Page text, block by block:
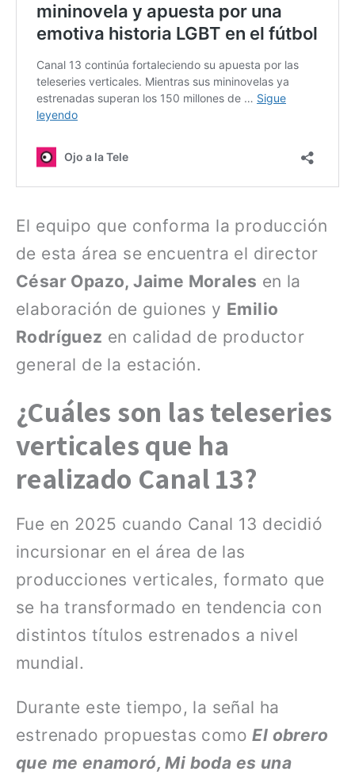
El equipo que conforma la producción
de esta área se encuentra el director
César Opazo, Jaime Morales en la
elaboración de guiones y Emilio
Rodríguez en calidad de productor
general de la estación.
¿Cuáles son las teleseries
verticales que ha
realizado Canal 13?
Fue en 2025 cuando Canal 13 decidió
incursionar en el área de las
producciones verticales, formato que
se ha transformado en tendencia con
distintos títulos estrenados a nivel
mundial.
Durante este tiempo, la señal ha
estrenado propuestas comoEl obrero
que me enamoró, Mi boda es una